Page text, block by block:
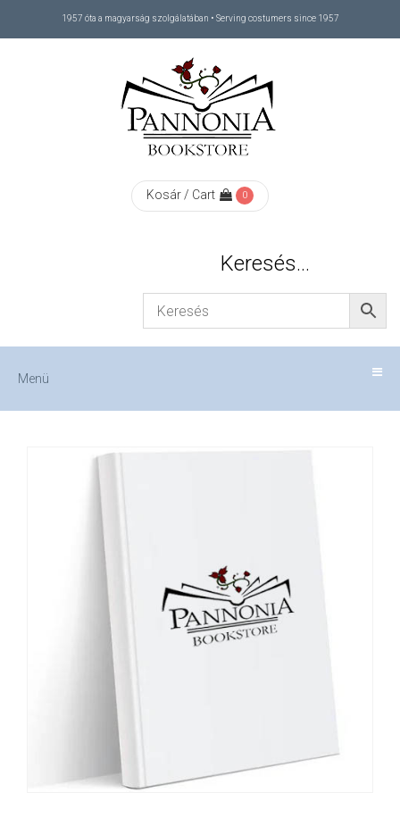
1957 óta a magyarság szolgálatában • Serving costumers since 1957
Kosár / Cart 0
Keresés…
Menü